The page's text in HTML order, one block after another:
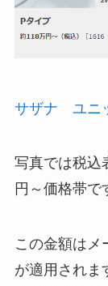
サザナ ユニ
写真では税込
円～価格帯で
この金額はメ
が適用されま